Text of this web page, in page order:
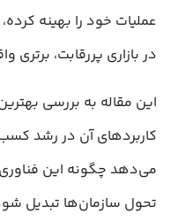
عملیات خود را بهینه
در بازاری پررقابت، برتری
این مقاله به بررسی
کاربردهای آن در رشد
می‌دهد چگونه این
تحول سازمان‌ها تبدیل